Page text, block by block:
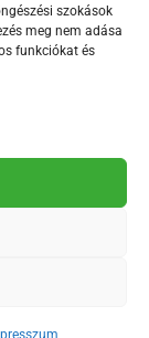
szokások
meg nem adása
funkciókat és
a
Jogú Város